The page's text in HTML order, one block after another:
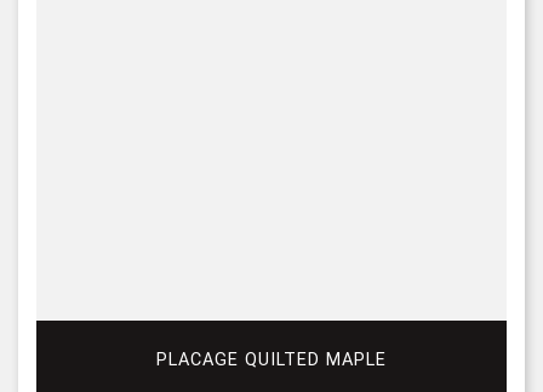
PLACAGE QUILTED MAPLE